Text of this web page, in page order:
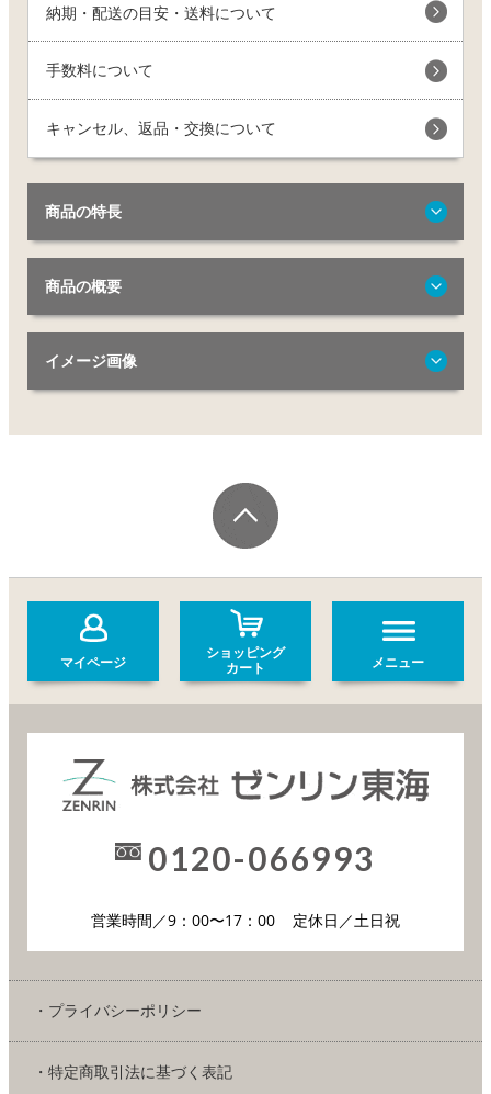
納期・配送の目安・送料について
手数料について
キャンセル、返品・交換について
商品の特長
商品の概要
イメージ画像
マイページ
ショッピング
カート
メニュー
0120-066993
営業時間／9：00〜17：00 定休日／土日祝
・プライバシーポリシー
・特定商取引法に基づく表記